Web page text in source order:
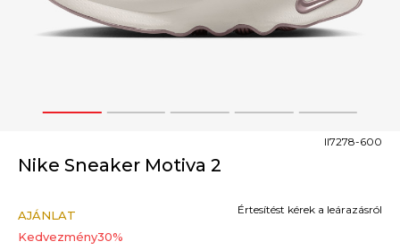
1 2 3 4 5
Nike Sneaker Motiva 2
II7278-600
AJÁNLAT
Kedvezmény30%
Értesítést kérek a leárazásról